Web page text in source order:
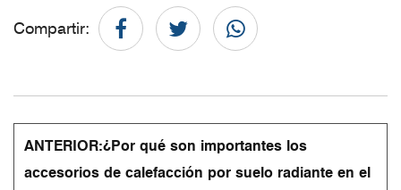
Compartir:
ANTERIOR:¿Por qué son importantes los
accesorios de calefacción por suelo radiante en el